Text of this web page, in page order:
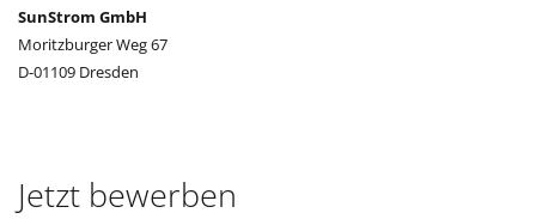
SunStrom GmbH
Moritzburger Weg 67
D-01109 Dresden
Jetzt bewerben